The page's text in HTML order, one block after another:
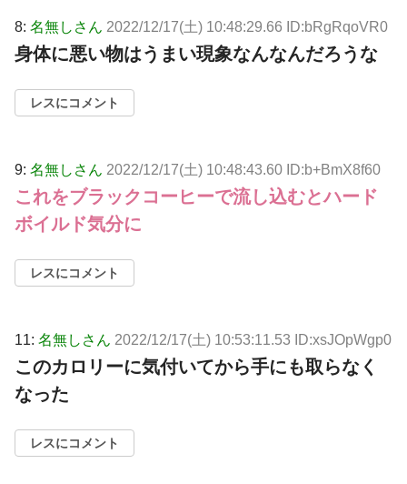
8: 名無しさん 2022/12/17(土) 10:48:29.66 ID:bRgRqoVR0
身体に悪い物はうまい現象なんなんだろうな
レスにコメント
9: 名無しさん 2022/12/17(土) 10:48:43.60 ID:b+BmX8f60
これをブラックコーヒーで流し込むとハード
ボイルド気分に
レスにコメント
11: 名無しさん 2022/12/17(土) 10:53:11.53 ID:xsJOpWgp0
このカロリーに気付いてから手にも取らなく
なった
レスにコメント